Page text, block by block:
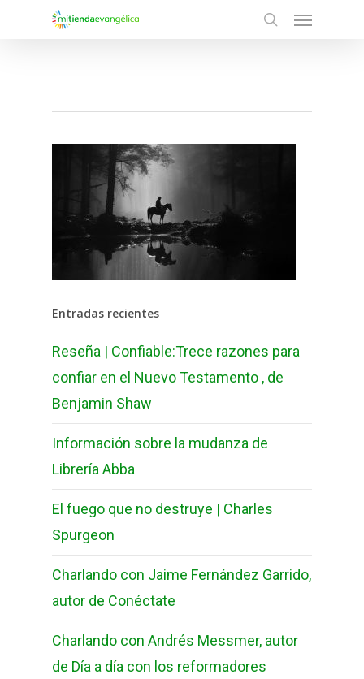
Entradas recientes
Reseña | Confiable:Trece razones para
confiar en el Nuevo Testamento , de
Benjamin Shaw
Información sobre la mudanza de
Librería Abba
El fuego que no destruye | Charles
Spurgeon
Charlando con Jaime Fernández Garrido,
autor de Conéctate
Charlando con Andrés Messmer, autor
de Día a día con los reformadores